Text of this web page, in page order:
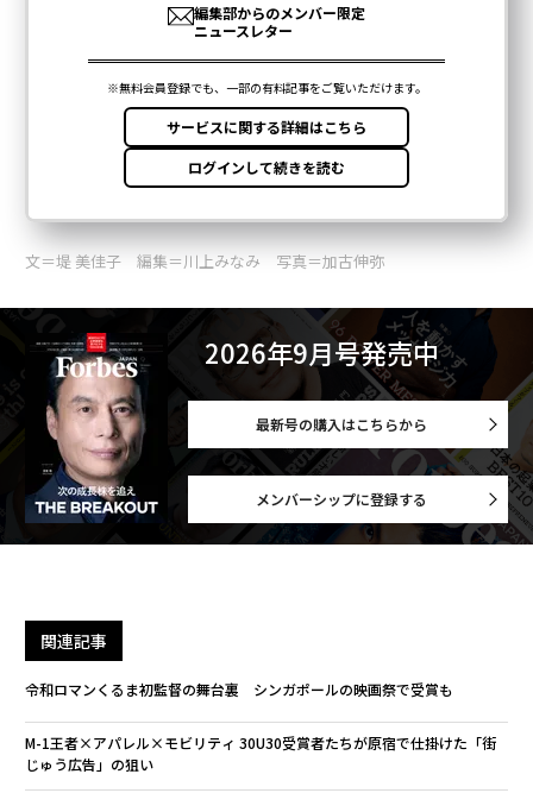
文＝堤 美佳子 編集＝川上みなみ 写真＝加古伸弥
2026年9月号発売中
最新号の購入はこちらから
メンバーシップに登録する
関連記事
令和ロマンくるま初監督の舞台裏 シンガポールの映画祭で受賞も
M-1王者×アパレル×モビリティ 30U30受賞者たちが原宿で仕掛けた「街
じゅう広告」の狙い